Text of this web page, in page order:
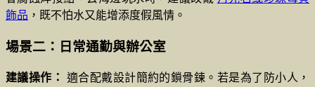
飾品 ，既不怕水又能增添度假風情。
場景二：日常通勤與辦公室
建議操作：
適合配戴設計簡約的鎖骨鍊。若是為了防小人，